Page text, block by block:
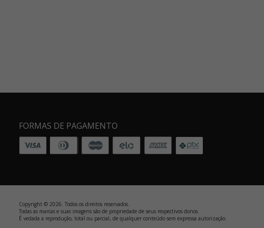
FORMAS DE PAGAMENTO
Copyright © 2026. Todos os direitos reservados.
Todas as marcas e suas imagens são de propriedade de seus respectivos donos.
É vedada a reprodução, total ou parcial, de qualquer conteúdo sem expressa autorização.